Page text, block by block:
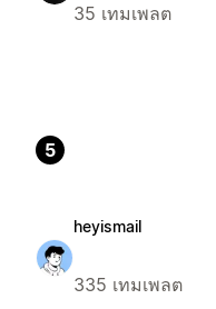
35 เทมเพลต
5
heyismail
335 เทมเพลต